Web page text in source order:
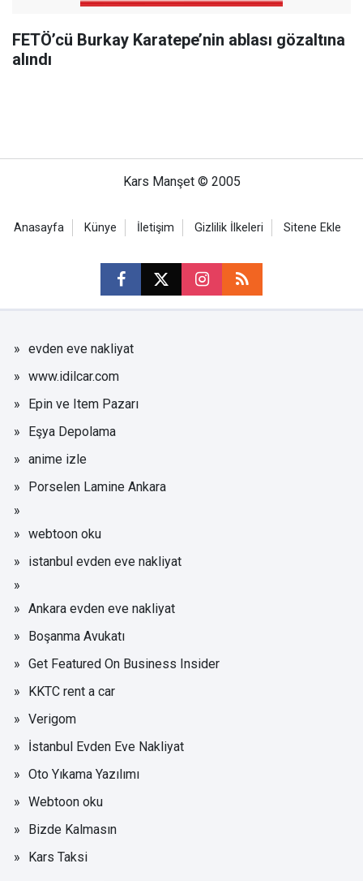
FETÖ’cü Burkay Karatepe’nin ablası gözaltına
alındı
Kars Manşet © 2005
Anasayfa Künye İletişim Gizlilik İlkeleri Sitene Ekle
evden eve nakliyat
www.idilcar.com
Epin ve Item Pazarı
Eşya Depolama
anime izle
Porselen Lamine Ankara
webtoon oku
istanbul evden eve nakliyat
Ankara evden eve nakliyat
Boşanma Avukatı
Get Featured On Business Insider
KKTC rent a car
Verigom
İstanbul Evden Eve Nakliyat
Oto Yıkama Yazılımı
Webtoon oku
Bizde Kalmasın
Kars Taksi